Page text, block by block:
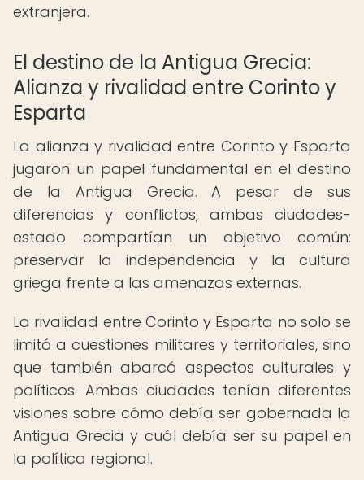
extranjera.
El destino de la Antigua Grecia:
Alianza y rivalidad entre Corinto y
Esparta
La alianza y rivalidad entre Corinto y Esparta
jugaron un papel fundamental en el destino
de la Antigua Grecia. A pesar de sus
diferencias y conflictos, ambas ciudades-
estado compartían un objetivo común:
preservar la independencia y la cultura
griega frente a las amenazas externas.
La rivalidad entre Corinto y Esparta no solo se
limitó a cuestiones militares y territoriales, sino
que también abarcó aspectos culturales y
políticos. Ambas ciudades tenían diferentes
visiones sobre cómo debía ser gobernada la
Antigua Grecia y cuál debía ser su papel en
la política regional.